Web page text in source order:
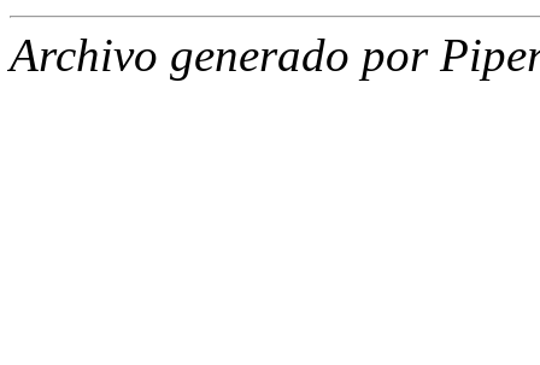
Archivo generado por